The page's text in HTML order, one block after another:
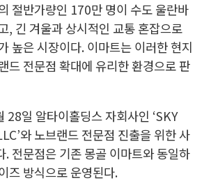
절반가량인 170만 명이 수도 울란바
, 긴 겨울과 상시적인 교통 혼잡으로
높은 시장이다. 이마트는 이러한 현지
드 전문점 확대에 유리한 환경으로 판
28일 알타이홀딩스 자회사인 ‘SKY
와 노브랜드 전문점 진출을 위한 사
. 전문점은 기존 몽골 이마트와 동일하
즈 방식으로 운영된다.